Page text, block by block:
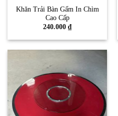
Khăn Trải Bàn Gấm In Chìm
Cao Cấp
240.000 ₫